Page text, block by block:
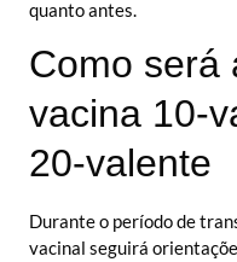
quanto antes.
Como será
vacina 10-
20-valente
Durante o período de
vacinal seguirá